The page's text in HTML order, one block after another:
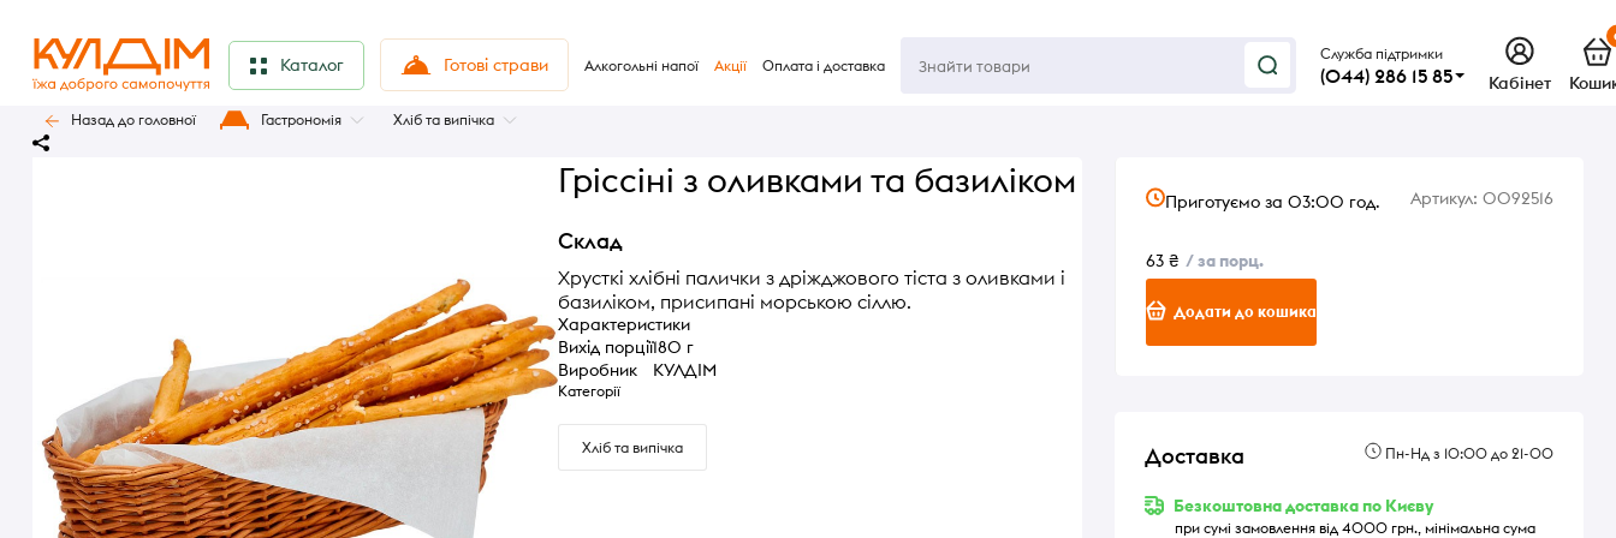
Каталог Готові страви Алкогольні напої Акції Оплата і доставка
Служба підтримки
(044) 286 15 85 Кабінет
Назад до головної Гастрономія Хліб та випічка
Гріссіні з оливками та базиліком
Склад
Хрусткі хлібні палички з дріжджового тіста з оливками і
базиліком, присипані морською сіллю.
Характеристики
Вихід порції180 г
Виробник
КУЛДІМ
Категорії
Хліб та випічка
Приготуємо за 03:00 год. Артикул: 0092516
63 ₴ / за порц.
Додати до кошика
Доставка Пн-Нд з 10:00 до 21-00
Безкоштовна доставка по Києву
при сумі замовлення від 4000 грн., мінімальна сума